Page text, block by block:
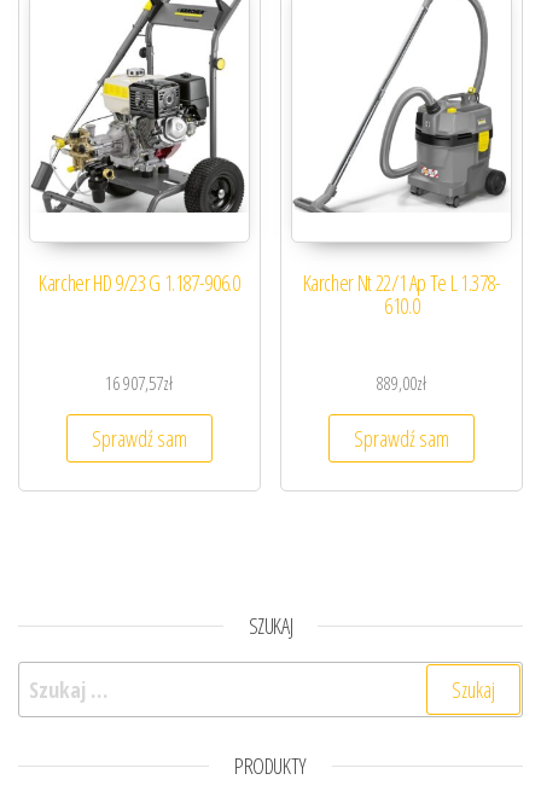
Karcher HD 9/23 G 1.187-906.0
16 907,57zł
Sprawdź sam
Karcher Nt 22/1 Ap Te L 1.378-
610.0
889,00zł
Sprawdź sam
SZUKAJ
Szukaj:
PRODUKTY